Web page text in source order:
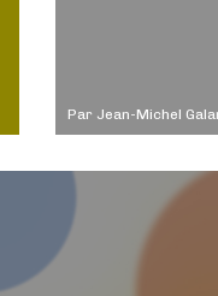
Par Jean-Michel